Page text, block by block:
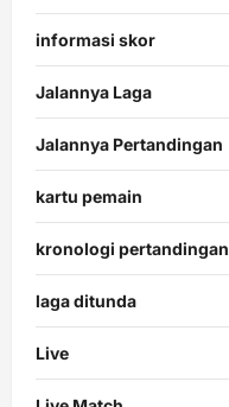
informasi skor
Jalannya Laga
Jalannya Pertandingan
kartu pemain
kronologi pertandingan
laga ditunda
Live